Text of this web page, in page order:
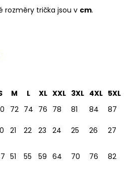
rozměry trička jsou v cm.
M L XL XXL 3XL 4XL 5XL
72 74 76 78 81 84 87
21 22 23 24 25 26 27
51 55 59 64 70 76 82